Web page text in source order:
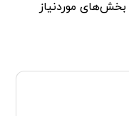
بخش‌های موردنیاز